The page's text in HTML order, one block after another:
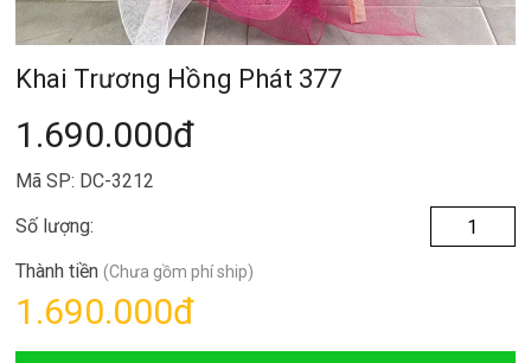
Khai Trương Hồng Phát 377
1.690.000đ
Mã SP: DC-3212
Số lượng:
Thành tiền(Chưa gồm phí ship)
1.690.000đ